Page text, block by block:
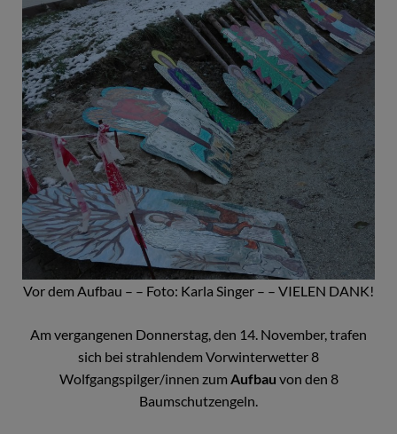
Vor dem Aufbau – – Foto: Karla Singer – – VIELEN DANK!
Am vergangenen Donnerstag, den 14. November, trafen
sich bei strahlendem Vorwinterwetter 8
Wolfgangspilger/innen zum Aufbau von den 8
Baumschutzengeln.